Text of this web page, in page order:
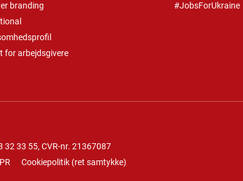
branding
for arbejdsgivere
#JobsForUkraine
32 33 55, CVR-nr. 21367087
Cookiepolitik (ret samtykke)